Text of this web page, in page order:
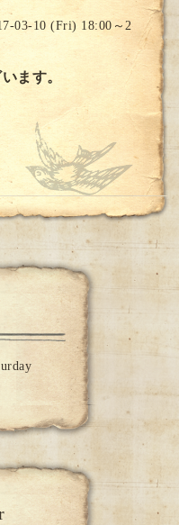
03-10 (Fri) 18:00～2
ます。